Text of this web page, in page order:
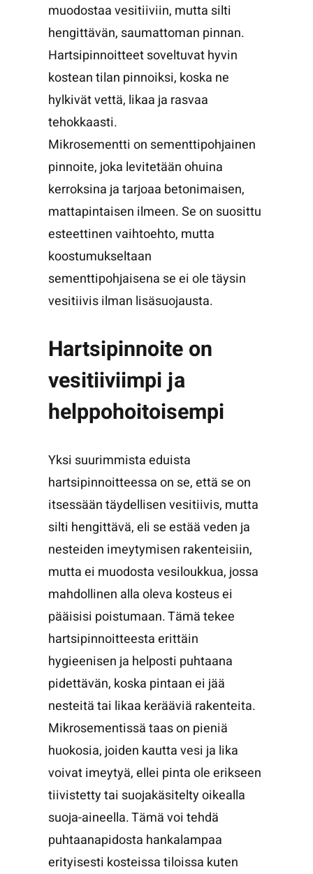
muodostaa vesitiiviin, mutta silti
hengittävän, saumattoman pinnan.
Hartsipinnoitteet soveltuvat hyvin
kostean tilan pinnoiksi, koska ne
hylkivät vettä, likaa ja rasvaa
tehokkaasti.
Mikrosementti on sementtipohjainen
pinnoite, joka levitetään ohuina
kerroksina ja tarjoaa betonimaisen,
mattapintaisen ilmeen. Se on suosittu
esteettinen vaihtoehto, mutta
koostumukseltaan
sementtipohjaisena se ei ole täysin
vesitiivis ilman lisäsuojausta.
Hartsipinnoite on
vesitiiviimpi ja
helppohoitoisempi
Yksi suurimmista eduista
hartsipinnoitteessa on se, että se on
itsessään täydellisen vesitiivis, mutta
silti hengittävä, eli se estää veden ja
nesteiden imeytymisen rakenteisiin,
mutta ei muodosta vesiloukkua, jossa
mahdollinen alla oleva kosteus ei
pääisisi poistumaan. Tämä tekee
hartsipinnoitteesta erittäin
hygieenisen ja helposti puhtaana
pidettävän, koska pintaan ei jää
nesteitä tai likaa kerääviä rakenteita.
Mikrosementissä taas on pieniä
huokosia, joiden kautta vesi ja lika
voivat imeytyä, ellei pinta ole erikseen
tiivistetty tai suojakäsitelty oikealla
suoja-aineella. Tämä voi tehdä
puhtaanapidosta hankalampaa
erityisesti kosteissa tiloissa kuten